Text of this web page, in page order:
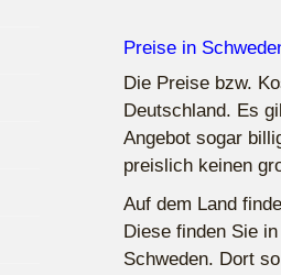
Preise in
Die Preise bzw.
Deutschland. Es
Angebot sogar
preislich keinen
Auf dem Land
Diese finden Sie
Schweden. Dort